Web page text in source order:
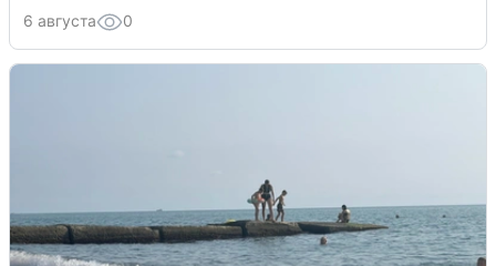
6 августа 0